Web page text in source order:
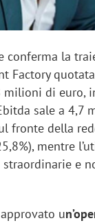
la
Factory
di euro,
sale a 4,7
fronte della
mentre
e
u